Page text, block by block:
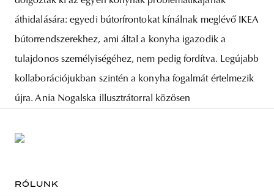
áthidalására: egyedi bútorfrontokat kínálnak meglévő IKEA
bútorrendszerekhez, ami által a konyha igazodik a
tulajdonos személyiségéhez, nem pedig fordítva. Legújabb
kollaborációjukban szintén a konyha fogalmát értelmezik
újra. Ania Nogalska illusztrátorral közösen
RÓLUNK